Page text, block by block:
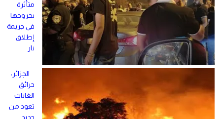
متأثرة
بجروحها
في جريمة
إطلاق
نار
الجزائر:
حرائق
الغابات
تعود من
جديد